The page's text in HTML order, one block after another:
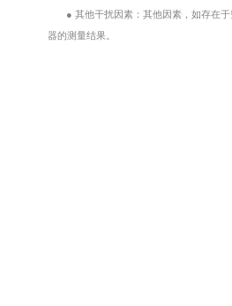
● 其他干扰因素：其他因素，如存在
器的测量结果。